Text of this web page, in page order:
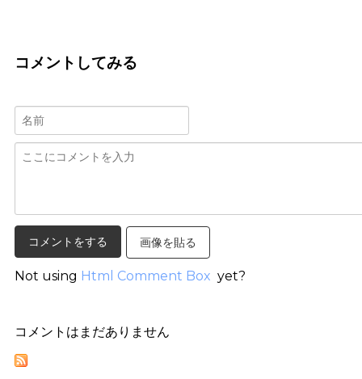
コメントしてみる
画像を貼る
Not using Html Comment Box yet?
コメントはまだありません